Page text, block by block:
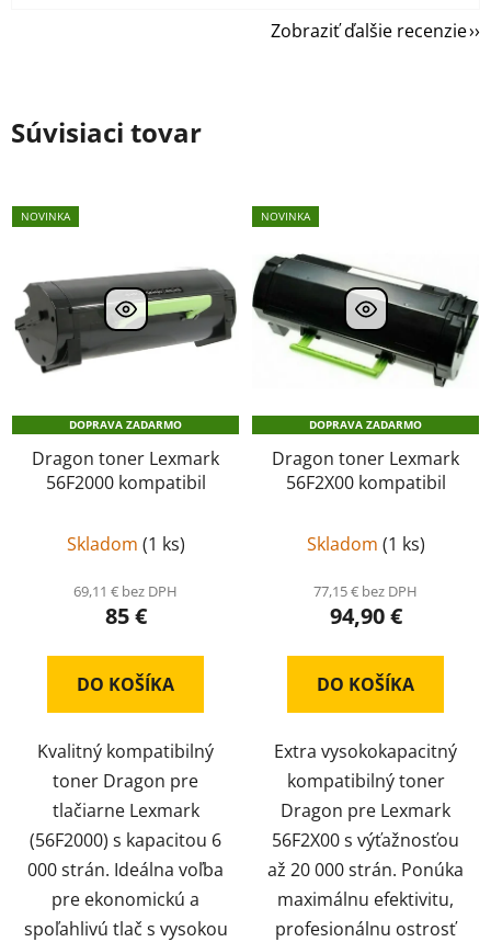
Zobraziť ďalšie recenzie
Súvisiaci tovar
NOVINKA
DOPRAVA ZADARMO
Dragon toner Lexmark
56F2000 kompatibil
Skladom (1 ks)
69,11 € bez DPH
85 €
DO KOŠÍKA
Kvalitný kompatibilný
toner Dragon pre
tlačiarne Lexmark
(56F2000) s kapacitou 6
000 strán. Ideálna voľba
pre ekonomickú a
spoľahlivú tlač s vysokou
NOVINKA
DOPRAVA ZADARMO
Dragon toner Lexmark
56F2X00 kompatibil
Skladom (1 ks)
77,15 € bez DPH
94,90 €
DO KOŠÍKA
Extra vysokokapacitný
kompatibilný toner
Dragon pre Lexmark
56F2X00 s výťažnosťou
až 20 000 strán. Ponúka
maximálnu efektivitu,
profesionálnu ostrosť